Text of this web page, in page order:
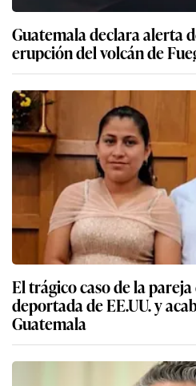
Guatemala declara alerta
erupción del volcán de
El trágico caso de la
deportada de EE.UU. y
Guatemala